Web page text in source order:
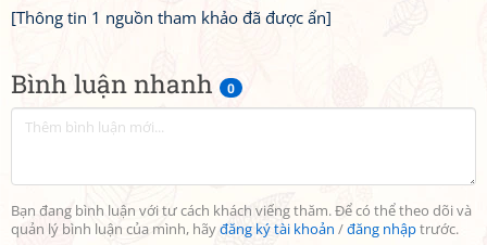
Bình luận nhanh 0
Bạn đang bình luận với tư cách khách viếng thăm. Để có thể theo dõi và
quản lý bình luận của mình, hãyđăng ký tài khoản /đăng nhậptrước.
[Thông tin 1 nguồn tham khảo đã được ẩn]